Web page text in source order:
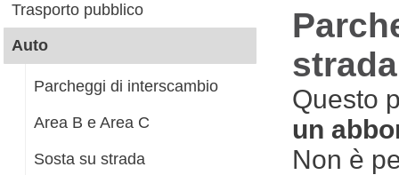
Trasporto pubblico
Auto
Parcheggi di interscambio
Area B e Area C
Sosta su strada
Questo
un
Non è